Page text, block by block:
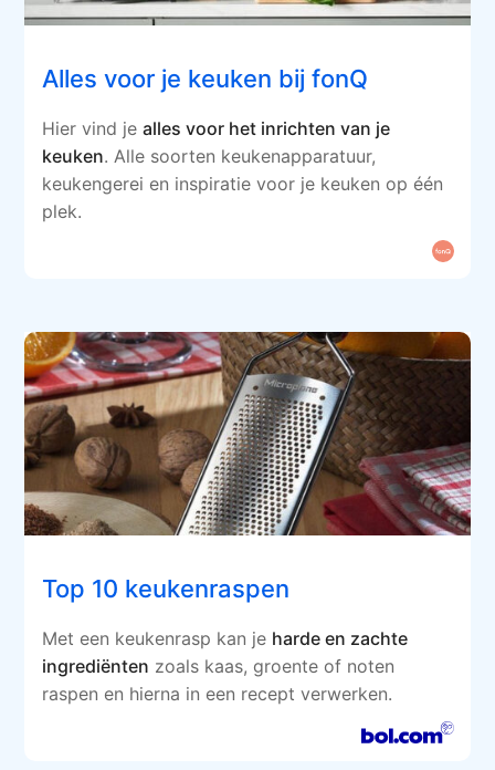
Alles voor je keuken bij fonQ
Hier vind jealles voor het inrichten van je
keuken. Alle soorten keukenapparatuur,
keukengerei en inspiratie voor je keuken op één
plek.
Top 10 keukenraspen
Met een keukenrasp kan je harde en zachte
ingrediënten zoals kaas, groente of noten
raspen en hierna in een recept verwerken.